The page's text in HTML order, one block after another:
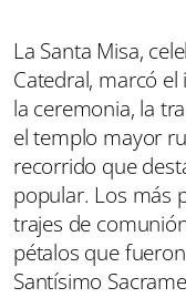
La Santa Misa,
Catedral, marcó
la ceremonia, la
el templo mayor
recorrido que
popular. Los más
trajes de
pétalos que
Santísimo